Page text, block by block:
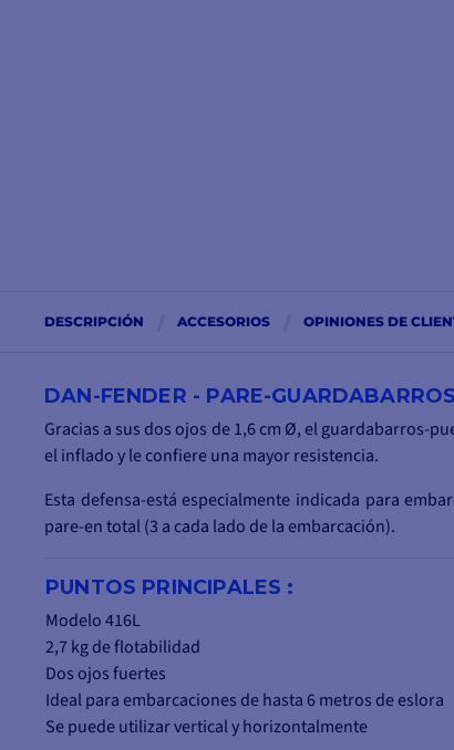
DESCRIPCIÓN ACCESORIOS OPINIONES DE
DAN-FENDER - PARE-
Gracias a sus dos ojos de 1,6 cm Ø, el guardabarros-
el inflado y le confiere una mayor resistencia.
Esta defensa-está especialmente indicada para
pare-en total (3 a cada lado de la embarcación).
PUNTOS PRINCIPALES :
Modelo 416L
2,7 kg de flotabilidad
Dos ojos fuertes
Ideal para embarcaciones de hasta 6 metros de eslora
Se puede utilizar vertical y horizontalmente